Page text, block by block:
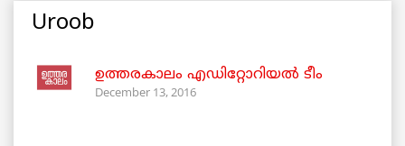
Uroob
ഉത്തരകാലം എഡിറ്റോറിയല്‍ ടീം
December 13, 2016